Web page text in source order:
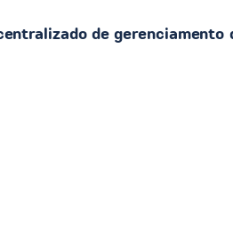
de gerenciamento